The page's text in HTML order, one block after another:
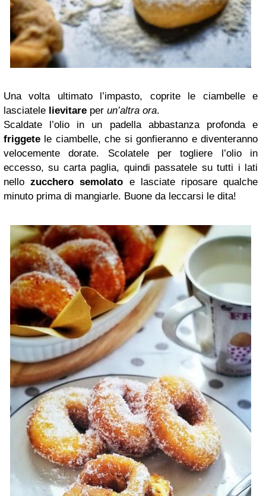
Una volta ultimato l’impasto, coprite le ciambelle e
lasciatele lievitare per un’altra ora.
Scaldate l’olio in un padella abbastanza profonda e
friggete le ciambelle, che si gonfieranno e diventeranno
velocemente dorate. Scolatele per togliere l’olio in
eccesso, su carta paglia, quindi passatele su tutti i lati
nellozucchero semolato e lasciate riposare qualche
minuto prima di mangiarle. Buone da leccarsi le dita!